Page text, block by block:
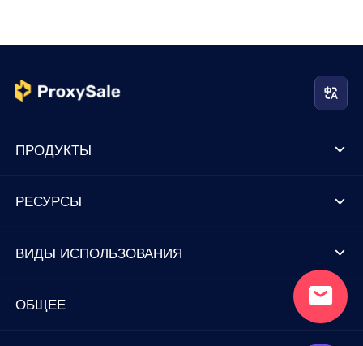
ПРОДУКТЫ
РЕСУРСЫ
ВИДЫ ИСПОЛЬЗОВАНИЯ
ОБЩЕЕ